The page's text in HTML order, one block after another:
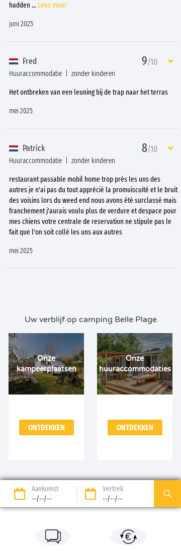
hadden ... Lees meer
juni 2025
Fred 9/10
Huuraccommodatie zonder kinderen
Het ontbreken van een leuning bij de trap naar het terras
mei 2025
Patrick 8/10
Huuraccommodatie zonder kinderen
restaurant passable mobil home trop près les uns des
autres je n'ai pas du tout apprécié la promuiscuité et le bruit
des voisins lors du weed end nous avons été surclassé mais
franchement j'aurais voulu plus de verdure et despace pour
mes chiens votre centrale de reservation ne stipule pas le
fait que l'on soit collé les uns aux autres
mei 2025
Uw verblijf op camping Belle Plage
Onze
kampeerplaatsen
ONTDEKKEN
Onze
huuraccommodaties
ONTDEKKEN
Aankomst
--/--/--
Vertrek
--/--/--